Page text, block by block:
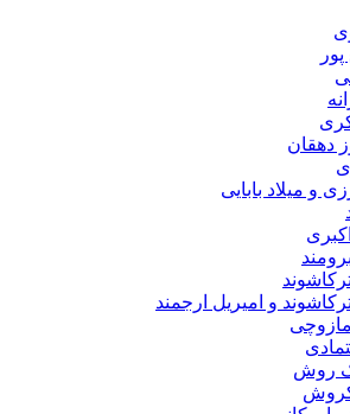
دهقان
و میلاد بابایی
و امیریل ارجمند
روش